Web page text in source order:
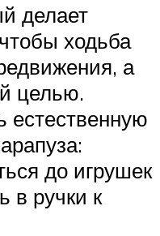
делает
ходьба
а
целью.
естественную
до игрушек
в ручки к